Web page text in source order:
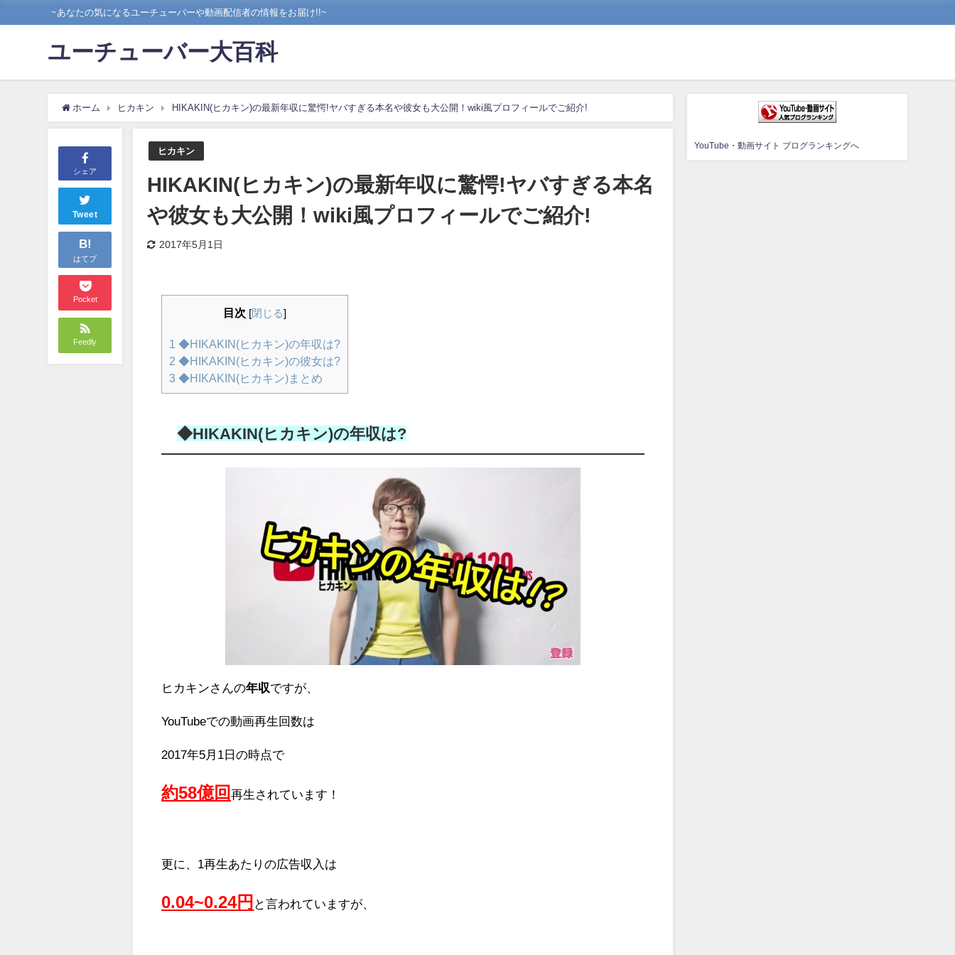
~あなたの気になるユーチューバーや動画配信者の情報をお届け!!~
ユーチューバー大百科
ホーム ヒカキン HIKAKIN(ヒカキン)の最新年収に驚愕!ヤバすぎる本名や彼女も大公開！wiki風プロフィールでご紹介!
シェア
Tweet
B!
はてブ
Pocket
Feedly
ヒカキン
HIKAKIN(ヒカキン)の最新年収に驚愕!ヤバすぎる本名
や彼女も大公開！wiki風プロフィールでご紹介!
2017年5月1日
目次 閉じる
1 ◆HIKAKIN(ヒカキン)の年収は?
2 ◆HIKAKIN(ヒカキン)の彼女は?
3 ◆HIKAKIN(ヒカキン)まとめ
◆HIKAKIN(ヒカキン)の年収は?
ヒカキンさんの年収ですが、
YouTubeでの動画再生回数は
2017年5月1日の時点で
約58億回再生されています！
更に、1再生あたりの広告収入は
0.04~0.24円 と言われていますが、
YouTube・動画サイト ブログランキングへ